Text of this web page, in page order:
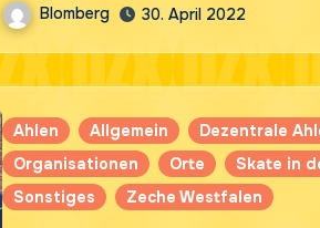
Blomberg 30. April 2022
Ahlen Allgemein Dezentrale
Organisationen
Orte Skate in
Sonstiges
Zeche Westfalen